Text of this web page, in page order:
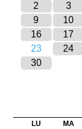
2
3
9
10
16
17
23
24
30
LU MA